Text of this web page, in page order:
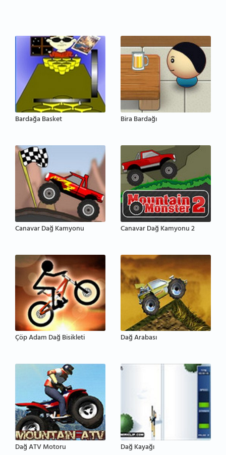
Bardağa Basket Bira Bardağı
Canavar Dağ Kamyonu Canavar Dağ Kamyonu 2
Çöp Adam Dağ Bisikleti Dağ Arabası
Dağ ATV Motoru Dağ Kayağı